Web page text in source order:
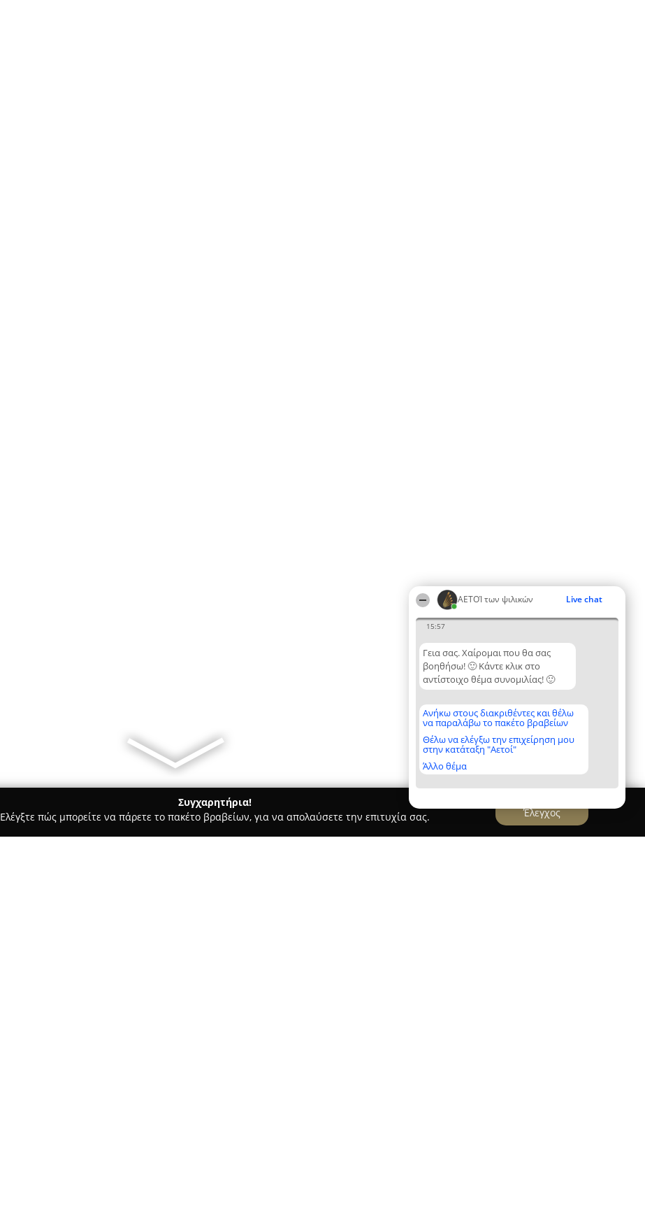
ΑΕΤΟΊ των ψιλικών Live chat
15:57
Γεια σας. Χαίρομαι που θα σας
βοηθήσω! 🙂 Κάντε κλικ στο
αντίστοιχο θέμα συνομιλίας! 🙂
Ανήκω στους διακριθέντες και θέλω
να παραλάβω το πακέτο βραβείων
Θέλω να ελέγξω την επιχείρηση μου
στην κατάταξη "Αετοί"
Άλλο θέμα
Συγχαρητήρια!
Ελέγξτε πώς μπορείτε να πάρετε το πακέτο βραβείων, για να απολαύσετε την επιτυχία σας.
Έλεγχος